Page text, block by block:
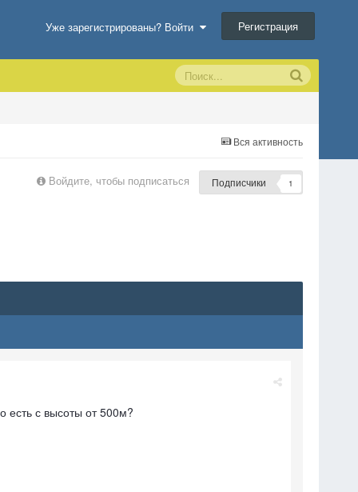
Уже зарегистрированы? Войти Регистрация
Вся активность
Войдите, чтобы подписаться Подписчики 1
есть с высоты от 500м?